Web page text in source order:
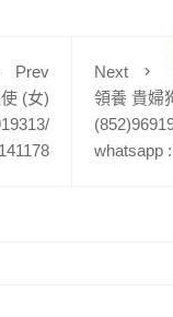
Prev
(女)
Next
領養 貴婦
whatsapp